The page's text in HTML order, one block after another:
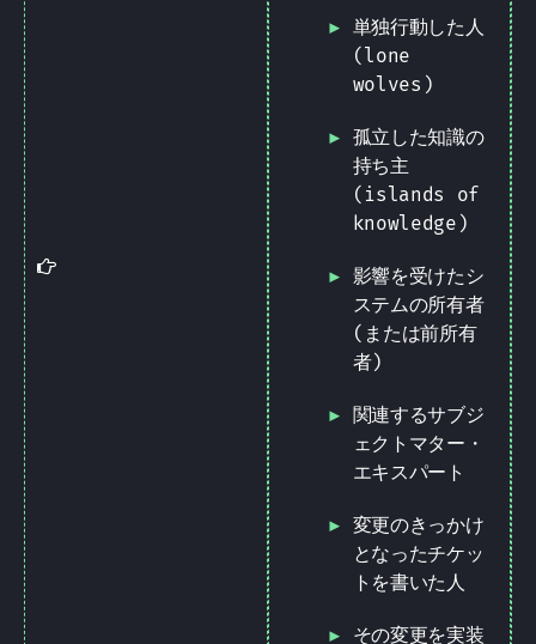
Tip
単独行動した人
(lone
wolves)
孤立した知識の
持ち主
(islands of
knowledge)
影響を受けたシ
ステムの所有者
(または前所有
者)
関連するサブジ
ェクトマター・
エキスパート
変更のきっかけ
となったチケッ
トを書いた人
その変更を実装